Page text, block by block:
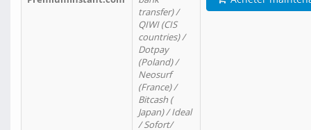
transfer) /
QIWI (CIS
countries) /
Dotpay
(Poland) /
Neosurf
(France) /
Bitcash (
Japan) / Ideal
/ Sofort/